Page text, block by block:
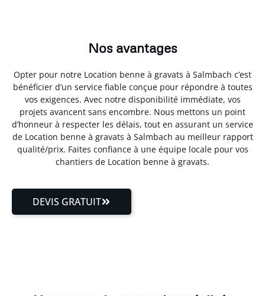
Nos avantages
Opter pour notre Location benne à gravats à Salmbach c’est
bénéficier d’un service fiable conçue pour répondre à toutes
vos exigences. Avec notre disponibilité immédiate, vos
projets avancent sans encombre. Nous mettons un point
d’honneur à respecter les délais, tout en assurant un service
de Location benne à gravats à Salmbach au meilleur rapport
qualité/prix. Faites confiance à une équipe locale pour vos
chantiers de Location benne à gravats.
DEVIS GRATUIT